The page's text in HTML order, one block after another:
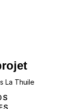
La Thuile